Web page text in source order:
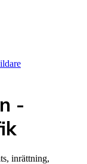
-
inrättning,